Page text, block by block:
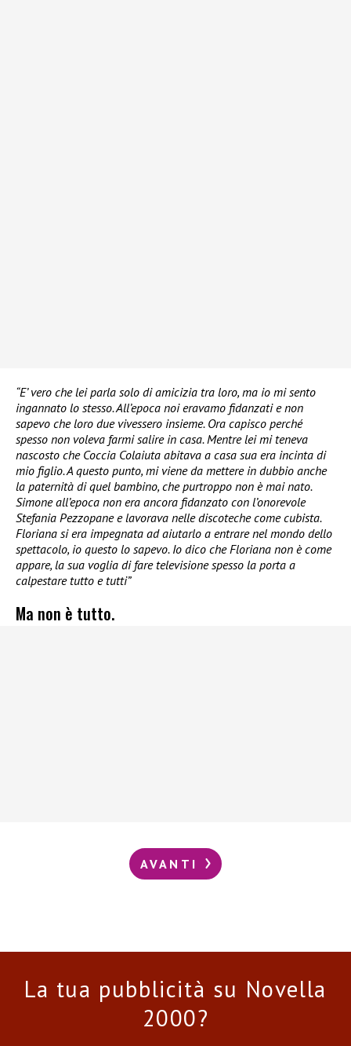
“E’ vero che lei parla solo di amicizia tra loro, ma io mi sento
ingannato lo stesso. All’epoca noi eravamo fidanzati e non
sapevo che loro due vivessero insieme. Ora capisco perché
spesso non voleva farmi salire in casa. Mentre lei mi teneva
nascosto che Coccia Colaiuta abitava a casa sua era incinta di
mio figlio. A questo punto, mi viene da mettere in dubbio anche
la paternità di quel bambino, che purtroppo non è mai nato.
Simone all’epoca non era ancora fidanzato con l’onorevole
Stefania Pezzopane e lavorava nelle discoteche come cubista.
Floriana si era impegnata ad aiutarlo a entrare nel mondo dello
spettacolo, io questo lo sapevo. Io dico che Floriana non è come
appare, la sua voglia di fare televisione spesso la porta a
calpestare tutto e tutti”
Ma non è tutto.
AVANTI
La tua pubblicità su Novella
2000?